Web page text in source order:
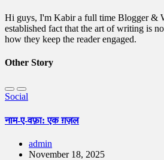
Hi guys, I'm Kabir a full time Blogger &
established fact that the art of writing is
how they keep the reader engaged.
Other Story
Social
नाम-ए-वफ़ा: एक ग़ज़ल
admin
November 18, 2025